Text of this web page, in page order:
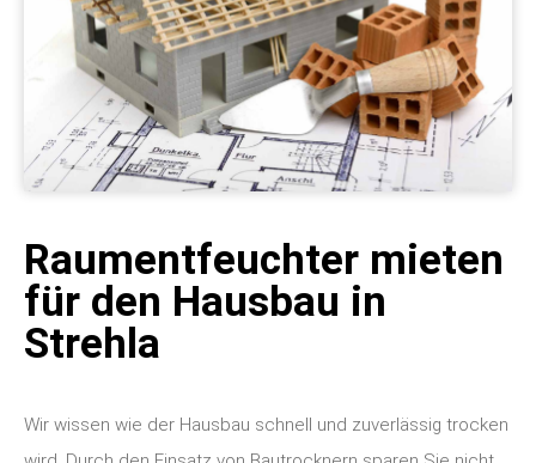
Raumentfeuchter mieten
für den Hausbau in
Strehla
Wir wissen wie der Hausbau schnell und zuverlässig trocken